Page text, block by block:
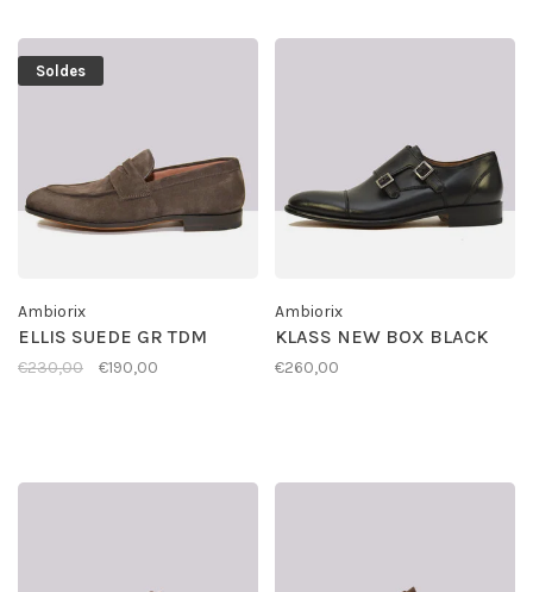
Soldes
Ambiorix
ELLIS SUEDE GR TDM
€230,00 €190,00
Ambiorix
KLASS NEW BOX BLACK
€260,00